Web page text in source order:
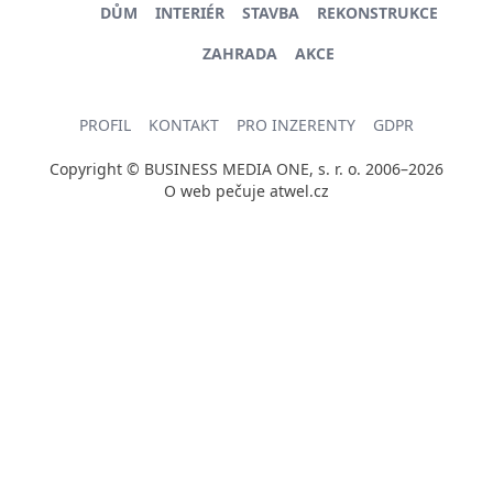
DŮM INTERIÉR STAVBA
REKONSTRUKCE
ZAHRADA
AKCE
PROFIL KONTAKT PRO INZERENTY GDPR
Copyright © BUSINESS MEDIA ONE, s. r. o. 2006–2026